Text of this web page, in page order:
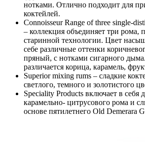
нотками. Отлично подходит для
коктейлей.
Connoisseur Range of three single-
– коллекция объединяет три рома,
старинной технологии. Цвет
себе различные оттенки
пряный, с нотками сигарного
различается корица, карамель,
Superior mixing rums – сладкие
светлого, темного и золотистого
Speciality Products включает в себя
карамельно- цитрусового рома и
основе пятилетнего Old Demerara